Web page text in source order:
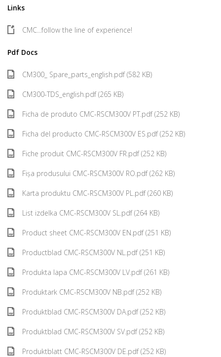
Links
CMC...follow the line of experience!
Pdf Docs
CM300_ Spare_parts_english.pdf (582 KB)
CM300-TDS_english.pdf (265 KB)
Ficha de produto CMC-RSCM300V PT.pdf (252 KB)
Ficha del producto CMC-RSCM300V ES.pdf (252 KB)
Fiche produit CMC-RSCM300V FR.pdf (252 KB)
Fișa produsului CMC-RSCM300V RO.pdf (262 KB)
Karta produktu CMC-RSCM300V PL.pdf (260 KB)
List izdelka CMC-RSCM300V SL.pdf (264 KB)
Product sheet CMC-RSCM300V EN.pdf (251 KB)
Productblad CMC-RSCM300V NL.pdf (251 KB)
Produkta lapa CMC-RSCM300V LV.pdf (261 KB)
Produktark CMC-RSCM300V NB.pdf (252 KB)
Produktblad CMC-RSCM300V DA.pdf (252 KB)
Produktblad CMC-RSCM300V SV.pdf (252 KB)
Produktblatt CMC-RSCM300V DE.pdf (252 KB)